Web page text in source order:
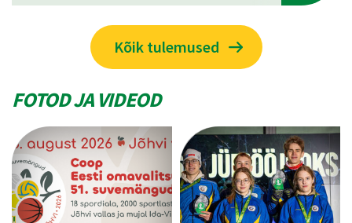
Kõik tulemused
FOTOD JA VIDEOD